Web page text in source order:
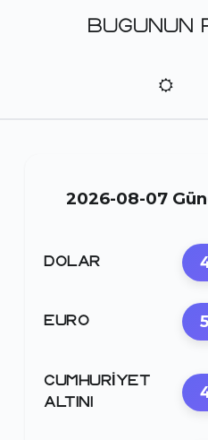
BUGUNUN
2026-08-07
DOLAR
EURO
CUMHURIYET
ALTINI